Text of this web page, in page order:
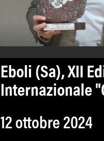
Eboli (Sa), XII
Internazionale
12 ottobre 2024